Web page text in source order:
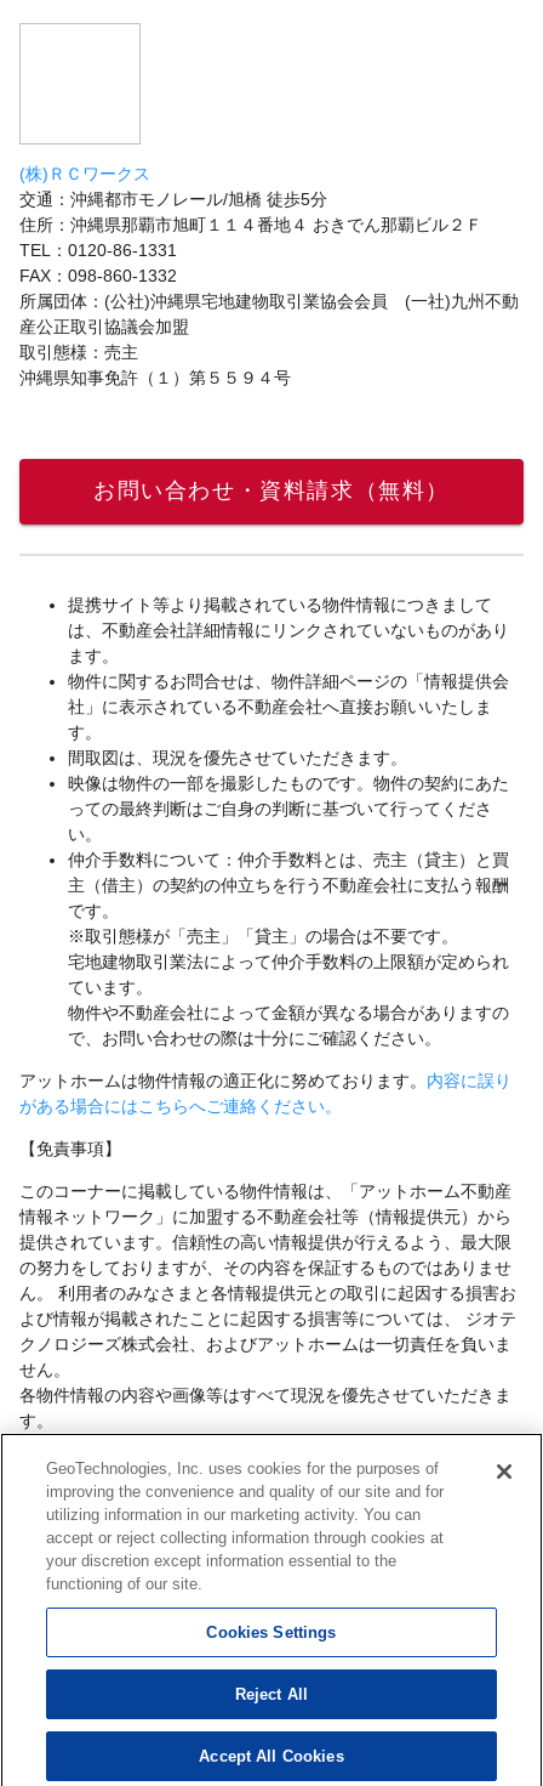
(株)ＲＣワークス
交通：沖縄都市モノレール/旭橋 徒歩5分
住所：沖縄県那覇市旭町１１４番地４ おきでん那覇ビル２Ｆ
TEL：0120-86-1331
FAX：098-860-1332
所属団体：(公社)沖縄県宅地建物取引業協会会員 (一社)九州不動
産公正取引協議会加盟
取引態様：売主
沖縄県知事免許（１）第５５９４号
お問い合わせ・資料請求（無料）
提携サイト等より掲載されている物件情報につきまして
は、不動産会社詳細情報にリンクされていないものがあり
ます。
物件に関するお問合せは、物件詳細ページの「情報提供会
社」に表示されている不動産会社へ直接お願いいたしま
す。
間取図は、現況を優先させていただきます。
映像は物件の一部を撮影したものです。物件の契約にあた
っての最終判断はご自身の判断に基づいて行ってくださ
い。
仲介手数料について：仲介手数料とは、売主（貸主）と買
主（借主）の契約の仲立ちを行う不動産会社に支払う報酬
です。
※取引態様が「売主」「貸主」の場合は不要です。
宅地建物取引業法によって仲介手数料の上限額が定められ
ています。
物件や不動産会社によって金額が異なる場合がありますの
で、お問い合わせの際は十分にご確認ください。
アットホームは物件情報の適正化に努めております。 内容に誤り
がある場合にはこちらへご連絡ください。
【免責事項】
このコーナーに掲載している物件情報は、「アットホーム不動産
情報ネットワーク」に加盟する不動産会社等（情報提供元）から
提供されています。信頼性の高い情報提供が行えるよう、最大限
の努力をしておりますが、その内容を保証するものではありませ
ん。 利用者のみなさまと各情報提供元との取引に起因する損害お
よび情報が掲載されたことに起因する損害等については、 ジオテ
クノロジーズ株式会社、およびアットホームは一切責任を負いま
せん。
各物件情報の内容や画像等はすべて現況を優先させていただきま
す。
容や契約条件等について、 各情報提供元より十分な説明を受け、
ご自身でご確認の上、判断してください。
このコーナーへの物件情報のご掲載、その他不動産業務ソリュー
ション等についての不動産会社様のお問合せはこちら からお願い
いたします。
作権はアットホーム（株）またはその情報提供者に帰属します。
本ページはプロモーションが含まれています。
GeoTechnologies, Inc. uses cookies for the purposes of
improving the convenience and quality of our site and for
utilizing information in our marketing activity. You can
accept or reject collecting information through cookies at
your discretion except information essential to the
functioning of our site.
Cookies Settings
Reject All
Accept All Cookies